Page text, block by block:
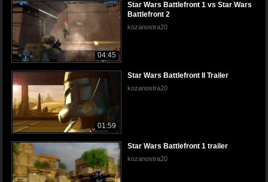
04:45
Star Wars Battlefront 1 vs Star Wars
Battlefront 2
kozanostra20
01:59
Star Wars Battlefront II Trailer
kozanostra20
Star Wars Battlefront 1 trailer
kozanostra20